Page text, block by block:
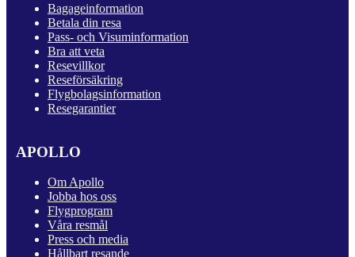
Bagageinformation
Betala din resa
Pass- och Visuminformation
Bra att veta
Resevillkor
Reseförsäkring
Flygbolagsinformation
Resegarantier
APOLLO
Om Apollo
Jobba hos oss
Flygprogram
Våra resmål
Press och media
Hållbart resande